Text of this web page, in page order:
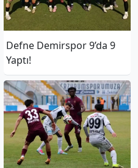
Defne Demirspor 9’da 9
Yaptı!